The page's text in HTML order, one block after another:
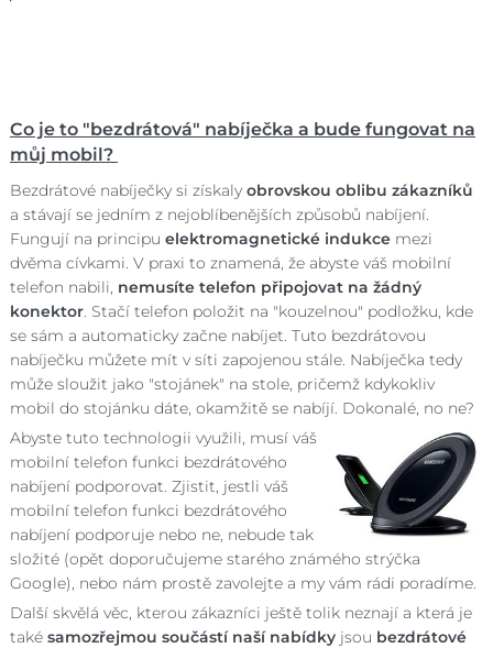
Co je to "bezdrátová" nabíječka a bude fungovat na
můj mobil?
Bezdrátové nabíječky si získaly obrovskou oblibu zákazníků
a stávají se jedním z nejoblíbenějších způsobů nabíjení.
Fungují na principu elektromagnetické indukcemezi
dvěma cívkami. V praxi to znamená, že abyste váš mobilní
telefon nabili, nemusíte telefon připojovat na žádný
konektor. Stačí telefon položit na "kouzelnou" podložku, kde
se sám a automaticky začne nabíjet. Tuto bezdrátovou
nabíječku můžete mít v síti zapojenou stále. Nabíječka tedy
může sloužit jako "stojánek" na stole, pričemž kdykokliv
mobil do stojánku dáte, okamžitě se nabíjí. Dokonalé, no ne?
Abyste tuto technologii využili, musí váš
mobilní telefon funkci bezdrátového
nabíjení podporovat. Zjistit, jestli váš
mobilní telefon funkci bezdrátového
nabíjení podporuje nebo ne, nebude tak
složité (opět doporučujeme starého známého strýčka
Google), nebo nám prostě zavolejte a my vám rádi poradíme.
Další skvělá věc, kterou zákazníci ještě tolik neznají a která je
také samozřejmou součástí naší nabídkyjsou bezdrátové